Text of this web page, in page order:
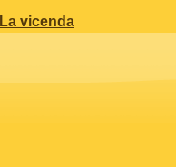
La vicenda